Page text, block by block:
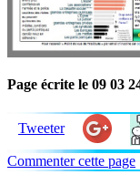
Page écrite le 09 03
Tweeter
Commenter cette page